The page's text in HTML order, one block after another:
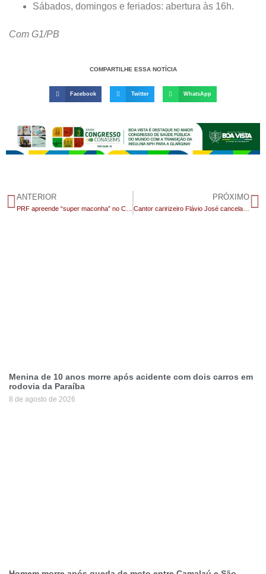
Sábados, domingos e feriados: abertura às 16h.
Com G1/PB
COMPARTILHE ESSA NOTÍCIA
Facebook Twitter WhatsApp
ANTERIOR PRÓXIMO
Menina de 10 anos morre após acidente com dois carros em
rodovia da Paraíba
8 de agosto de 2026